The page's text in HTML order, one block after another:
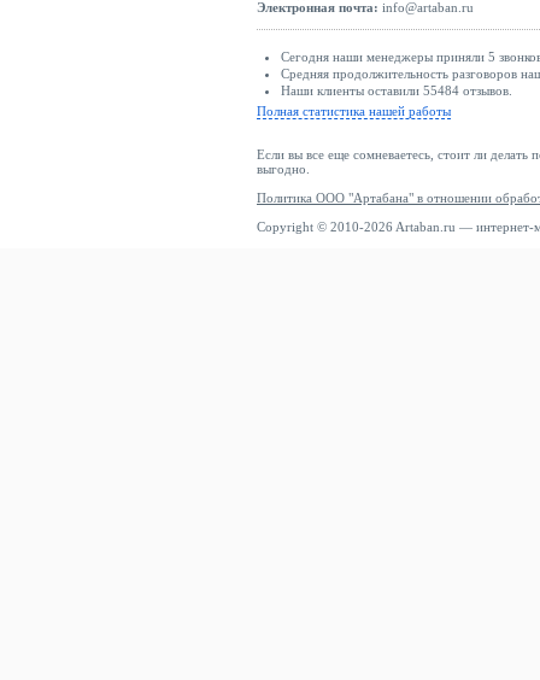
Электронная почта: info@artaban.ru
Сегодня наши менеджеры приняли 5
Средняя продолжительность разговоров
Наши клиенты оставили 55484 отзывов.
Полная статистика нашей работы
Если вы все еще сомневаетесь, стоит ли делать
выгодно.
Политика ООО "Артабана" в отношении
Copyright © 2010-2026 Artaban.ru — интернет-